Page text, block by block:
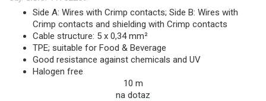
Side A: Wires with Crimp contacts; Side B: Wires with
Crimp contacts and shielding with Crimp contacts
Cable structure: 5 x 0,34 mm²
TPE; suitable for Food & Beverage
Good resistance against chemicals and UV
Halogen free
10 m
na dotaz